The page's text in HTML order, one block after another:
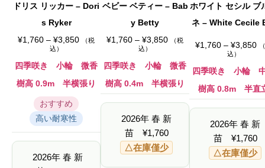
ドリス リッカー – Dori
s Ryker
¥1,760 – ¥3,850価
¥
1
,
0
–
¥
3
8
5
（税
込）
四季咲き 小輪 微香
樹高 0.9m 半横張り
おすすめ
高い耐寒性
2026年 春 新
ベビー ベティー – Bab
y Betty
¥1,760 – ¥3,850価
¥
1
,
7
6
0
–
¥
3
,
8
（税
込）
四季咲き 小輪 微香
樹高 0.4m 半横張り
2026年 春 新
苗 ¥1,760
△在庫僅少
ホワイト セシル ブ
ネ – White Cecile
¥1,760 – ¥3,850価
1
,
7
6
0
–
¥
3
,
8
込）
四季咲き 小輪
樹高 0.8m 半直
2026年 春 新
苗 ¥1,760
△在庫僅少